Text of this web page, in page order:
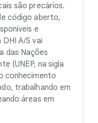
são precários.
código aberto,
e
DHI A/S vai
das Nações
(UNEP, na sigla
conhecimento
trabalhando em
áreas em